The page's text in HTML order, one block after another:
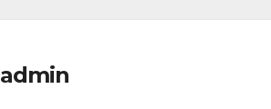
admin